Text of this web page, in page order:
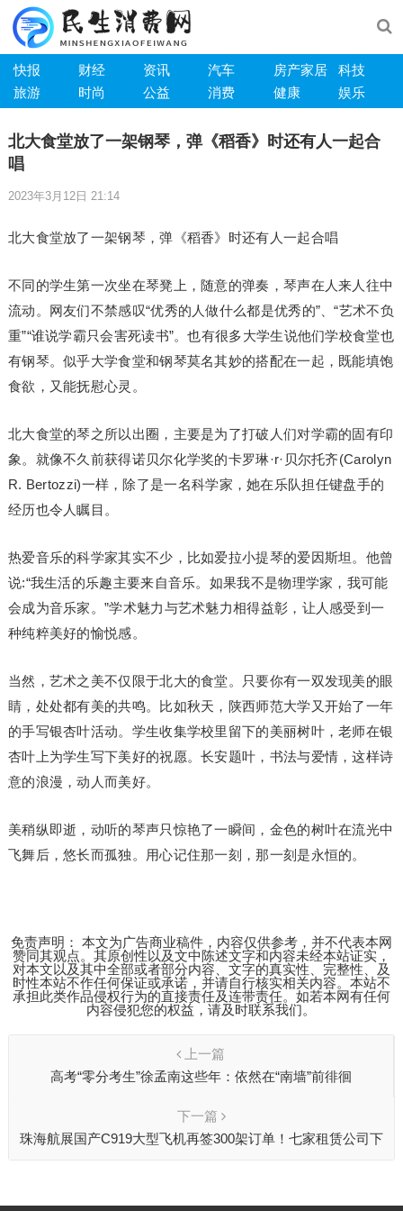
快报 财经 资讯 汽车 房产家居
科技
旅游
时尚 公益 消费 健康 娱乐
北大食堂放了一架钢琴，弹《稻香》时还有人一起合
唱
2023年3月12日 21:14
北大食堂放了一架钢琴，弹《稻香》时还有人一起合唱
不同的学生第一次坐在琴凳上，随意的弹奏，琴声在人来人往中
流动。网友们不禁感叹“优秀的人做什么都是优秀的”、“艺术不负
重”“谁说学霸只会害死读书”。也有很多大学生说他们学校食堂也
有钢琴。似乎大学食堂和钢琴莫名其妙的搭配在一起，既能填饱
食欲，又能抚慰心灵。
北大食堂的琴之所以出圈，主要是为了打破人们对学霸的固有印
象。就像不久前获得诺贝尔化学奖的卡罗琳·r·贝尔托齐(Carolyn
R. Bertozzi)一样，除了是一名科学家，她在乐队担任键盘手的
经历也令人瞩目。
热爱音乐的科学家其实不少，比如爱拉小提琴的爱因斯坦。他曾
说:“我生活的乐趣主要来自音乐。如果我不是物理学家，我可能
会成为音乐家。”学术魅力与艺术魅力相得益彰，让人感受到一
种纯粹美好的愉悦感。
当然，艺术之美不仅限于北大的食堂。只要你有一双发现美的眼
睛，处处都有美的共鸣。比如秋天，陕西师范大学又开始了一年
的手写银杏叶活动。学生收集学校里留下的美丽树叶，老师在银
杏叶上为学生写下美好的祝愿。长安题叶，书法与爱情，这样诗
意的浪漫，动人而美好。
美稍纵即逝，动听的琴声只惊艳了一瞬间，金色的树叶在流光中
飞舞后，悠长而孤独。用心记住那一刻，那一刻是永恒的。
免责声明： 本文为广告商业稿件，内容仅供参考，并不代表本网
赞同其观点。其原创性以及文中陈述文字和内容未经本站证实，
对本文以及其中全部或者部分内容、文字的真实性、完整性、及
时性本站不作任何保证或承诺，并请自行核实相关内容。本站不
承担此类作品侵权行为的直接责任及连带责任。如若本网有任何
内容侵犯您的权益，请及时联系我们。
上一篇
高考“零分考生”徐孟南这些年：依然在“南墙”前徘徊
下一篇
珠海航展国产C919大型飞机再签300架订单！七家租赁公司下